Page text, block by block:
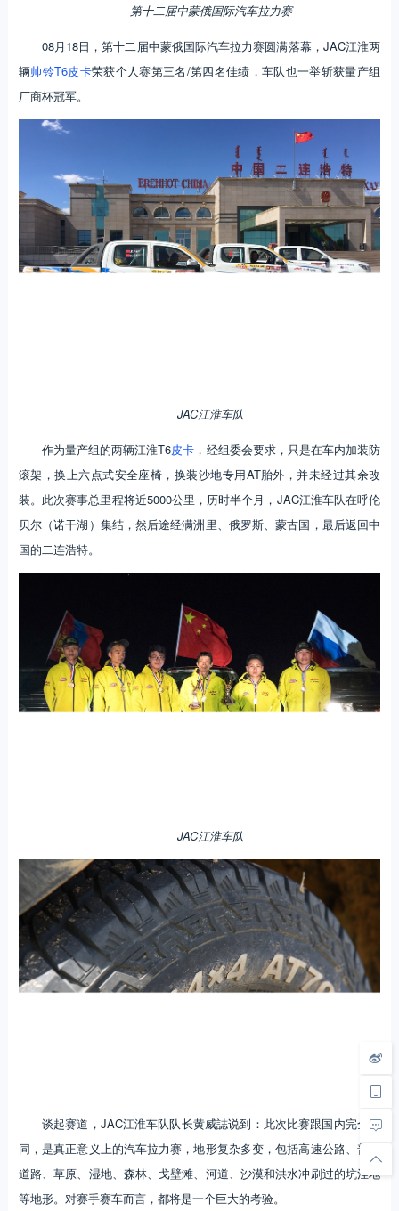
第十二届中蒙俄国际汽车拉力赛
08月18日，第十二届中蒙俄国际汽车拉力赛圆满落幕，JAC江淮两
辆帅铃T6皮卡荣获个人赛第三名/第四名佳绩，车队也一举斩获量产组
厂商杯冠军。
JAC江淮车队
作为量产组的两辆江淮T6皮卡 ，经组委会要求，只是在车内加装防
滚架，换上六点式安全座椅，换装沙地专用AT胎外，并未经过其余改
装。此次赛事总里程将近5000公里，历时半个月，JAC江淮车队在呼伦
贝尔（诺干湖）集结，然后途经满洲里、俄罗斯、蒙古国，最后返回中
国的二连浩特。
JAC江淮车队
谈起赛道，JAC江淮车队队长黄威誌说到：此次比赛跟国内完全不
同，是真正意义上的汽车拉力赛，地形复杂多变，包括高速公路、普通
道路、草原、湿地、森林、戈壁滩、河道、沙漠和洪水冲刷过的坑洼地
等地形。对赛手赛车而言，都将是一个巨大的考验。